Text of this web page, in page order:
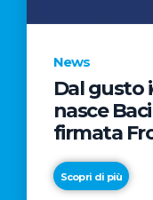
News
Dal gusto
nasce
firmata
Scopri di più